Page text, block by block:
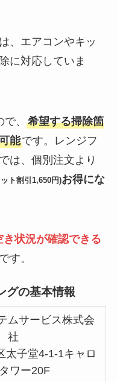
、エアコンやキッ
に対応していま
、 希望する掃除箇
能です。レンジフ
は、個別注文より
ト割引1,650円)お得にな
状況が確認できる
す。
グの基本情報
ムサービス株式会
社
太子堂4-1-1キャロ
ワー20F